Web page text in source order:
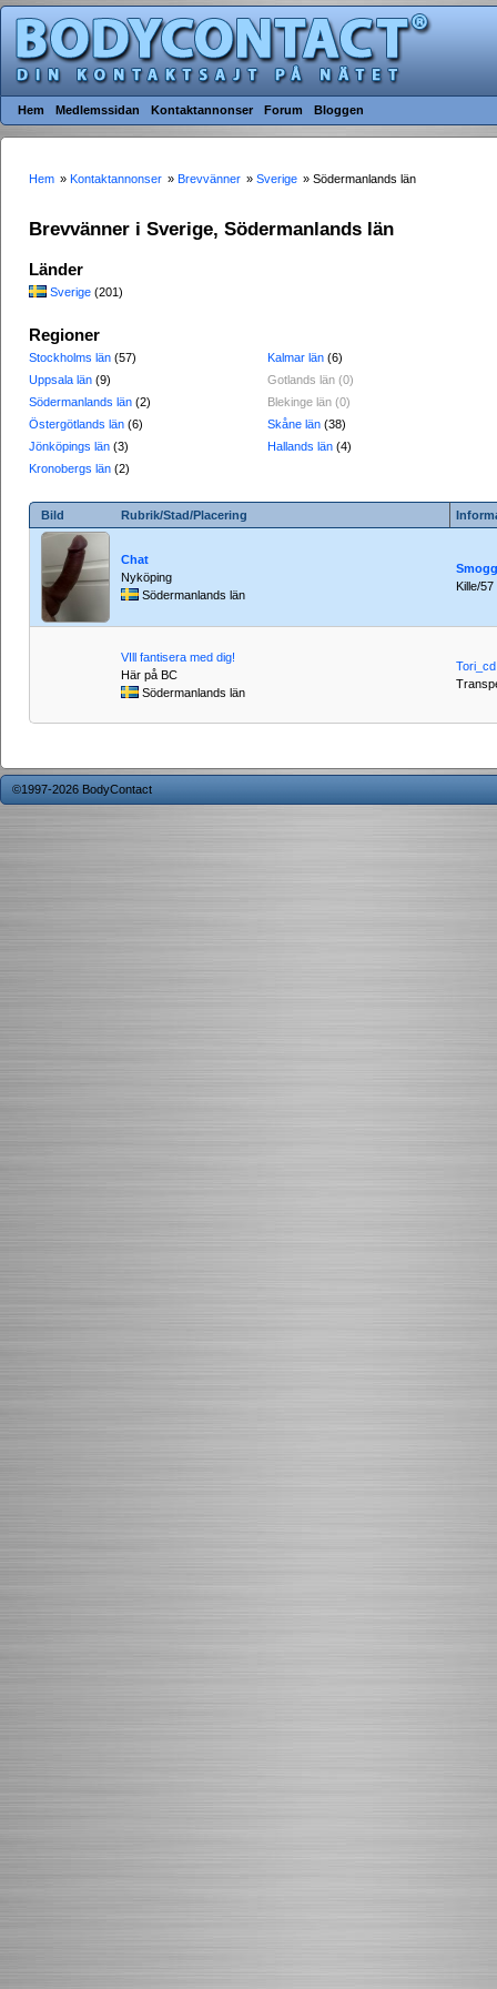
Hem Medlemssidan Kontaktannonser Forum Bloggen
Hem » Kontaktannonser » Brevvänner » Sverige » Södermanlands län
Brevvänner i Sverige, Södermanlands län
Länder
Sverige (201)
Regioner
Stockholms län (57)
Uppsala län (9)
Södermanlands län (2)
Östergötlands län (6)
Jönköpings län (3)
Kronobergs län (2)
Kalmar län (6)
Gotlands län (0)
Blekinge län (0)
Skåne län (38)
Hallands län (4)
Bild Rubrik/Stad/Placering
Chat
Nyköping
Södermanlands län
Kille/
VIll fantisera med dig!
Här på BC
Södermanlands län
Tori_cd
©1997-2026 BodyContact